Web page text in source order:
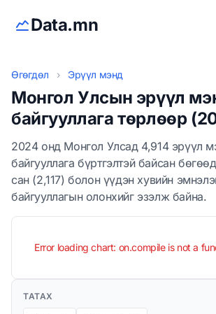
Data.mn
Өгөгдөл › Эрүүл мэнд
Монгол Улсын эрүүл
байгууллага төрлөөр
2024 онд Монгол Улсад 4,914 эрүүл
байгууллага бүртгэлтэй байсан
сан (2,117) болон үүдэн хувийн
байгууллагын олонхийг эзэлж байна.
Error loading chart: on.compile is not a
ТАТАХ